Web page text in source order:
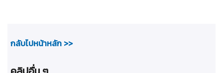
กลับไปหน้าหลัก >>